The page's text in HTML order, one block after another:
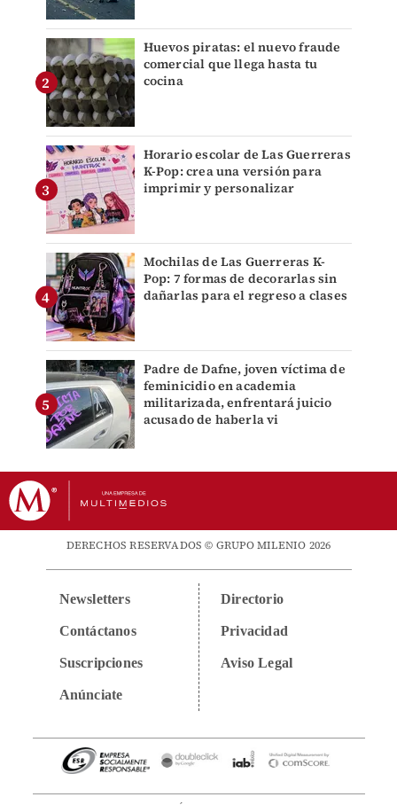
Huevos piratas: el nuevo fraude
comercial que llega hasta tu
cocina
Horario escolar de Las Guerreras
K-Pop: crea una versión para
imprimir y personalizar
Mochilas de Las Guerreras K-
Pop: 7 formas de decorarlas sin
dañarlas para el regreso a clases
Padre de Dafne, joven víctima de
feminicidio en academia
militarizada, enfrentará juicio
acusado de haberla vi
DERECHOS RESERVADOS © GRUPO MILENIO 2026
Newsletters
Contáctanos
Suscripciones
Anúnciate
Directorio
Privacidad
Aviso Legal